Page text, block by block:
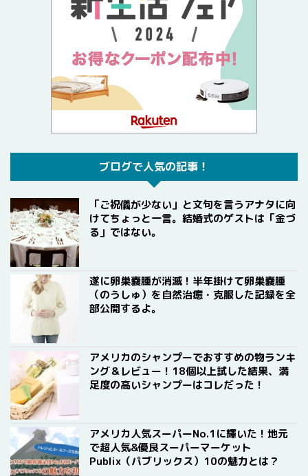
ブログで人気の記事！
「ご祝儀が少ない」と文句を言うアナタに向
けてちょっと一言。結婚式のゲストは「金づ
る」ではない。
遂に卵巣嚢腫が消滅！半年掛けて卵巣嚢腫
（のうしゅ）を自然治癒・克服した記録を全
部公開するよ。
アメリカのシャンプーでおすすめの物ランキ
ング＆レビュー！18個以上試した結果、満
足度の高いシャンプーはコレだった！
アメリカ人気スーパーNo.1に輝いた！地元
で超人気&優良スーパーマーケット
Publix（パブリックス）10の魅力とは？